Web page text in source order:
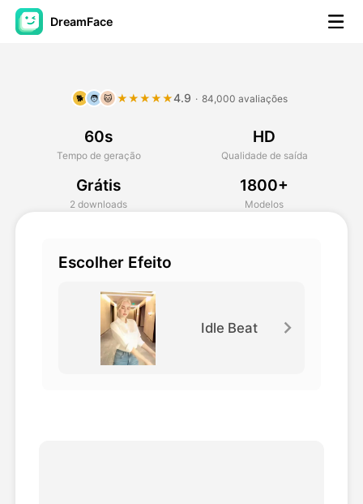
DreamFace
Vídeo Avatar
AI Video
🐕 🧑 🐱 ★★★★★4.9 · 84,000 avaliações
60s
Tempo de geração
HD
Qualidade de saída
Grátis
2 downloads
1800+
Modelos
Escolher Efeito
Idle Beat